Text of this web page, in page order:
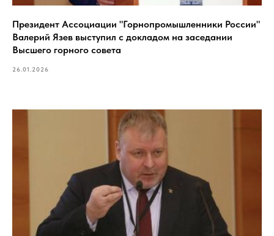
Президент Ассоциации "Горнопромышленники России"
Валерий Язев выступил с докладом на заседании
Высшего горного совета
26.01.2026